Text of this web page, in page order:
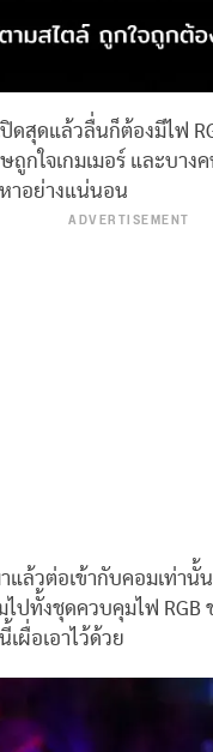
ดสุดแล้วลื่นก็ต้องมีไฟ
ถูกใจเกมเมอร์ และบ
าอย่างแน่นอน
ADVERTISEMENT
ล้วต่อเข้ากับคอมเท่านั้
มไปทั้งชุดควบคุมไฟ
เผื่อเอาไว้ด้วย